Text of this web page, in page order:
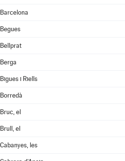
Barcelona
Begues
Bellprat
Berga
Bigues i Riells
Borredà
Bruc, el
Brull, el
Cabanyes, les